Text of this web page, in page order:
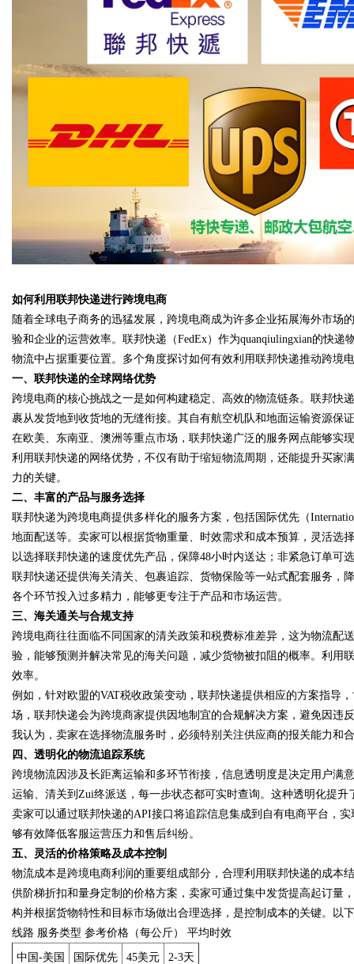
ar
如何利用联邦快递进行跨境电商
随着全球电子商务的迅猛发展，跨境电商成为许多企业拓展海外市场
验和企业的运营效率。联邦快递（FedEx）作为quanqiulingxian的快
物流中占据重要位置。多个角度探讨如何有效利用联邦快递推动跨境
一、联邦快递的全球网络优势
跨境电商的核心挑战之一是如何构建稳定、高效的物流链条。联邦快
裹从发货地到收货地的无缝衔接。其自有航空机队和地面运输资源保
在欧美、东南亚、澳洲等重点市场，联邦快递广泛的服务网点能够实
利用联邦快递的网络优势，不仅有助于缩短物流周期，还能提升买家
力的关键。
二、丰富的产品与服务选择
联邦快递为跨境电商提供多样化的服务方案，包括国际优先（
地面配送等。卖家可以根据货物重量、时效需求和成本预算，灵活选
以选择联邦快递的速度优先产品，保障48小时内送达；非紧急订单可
联邦快递还提供海关清关、包裹追踪、货物保险等一站式配套服务，
各个环节投入过多精力，能够更专注于产品和市场运营。
三、海关通关与合规支持
跨境电商往往面临不同国家的清关政策和税费标准差异，这为物流配
验，能够预测并解决常见的海关问题，减少货物被扣阻的概率。利用
效率。
例如，针对欧盟的VAT税收政策变动，联邦快递提供相应的方案指导
场，联邦快递会为跨境商家提供因地制宜的合规解决方案，避免因违
我认为，卖家在选择物流服务时，必须特别关注供应商的报关能力和
四、透明化的物流追踪系统
跨境物流因涉及长距离运输和多环节衔接，信息透明度是决定用户满
运输、清关到Zui终派送，每一步状态都可实时查询。这种透明化提
卖家可以通过联邦快递的API接口将追踪信息集成到自有电商平台，
够有效降低客服运营压力和售后纠纷。
五、灵活的价格策略及成本控制
物流成本是跨境电商利润的重要组成部分，合理利用联邦快递的成本
供阶梯折扣和量身定制的价格方案，卖家可通过集中发货提高起订量
构并根据货物特性和目标市场做出合理选择，是控制成本的关键。以
线路 服务类型 参考价格（每公斤） 平均时效
中国-美国 国际优先 45美元 2-3天